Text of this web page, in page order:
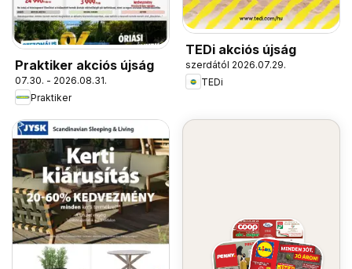
Praktiker akciós újság
07.30. - 2026.08.31.
Praktiker
TEDi akciós újság
szerdától 2026.07.29.
TEDi